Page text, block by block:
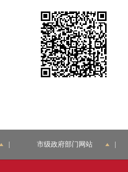
市级政府部门网站